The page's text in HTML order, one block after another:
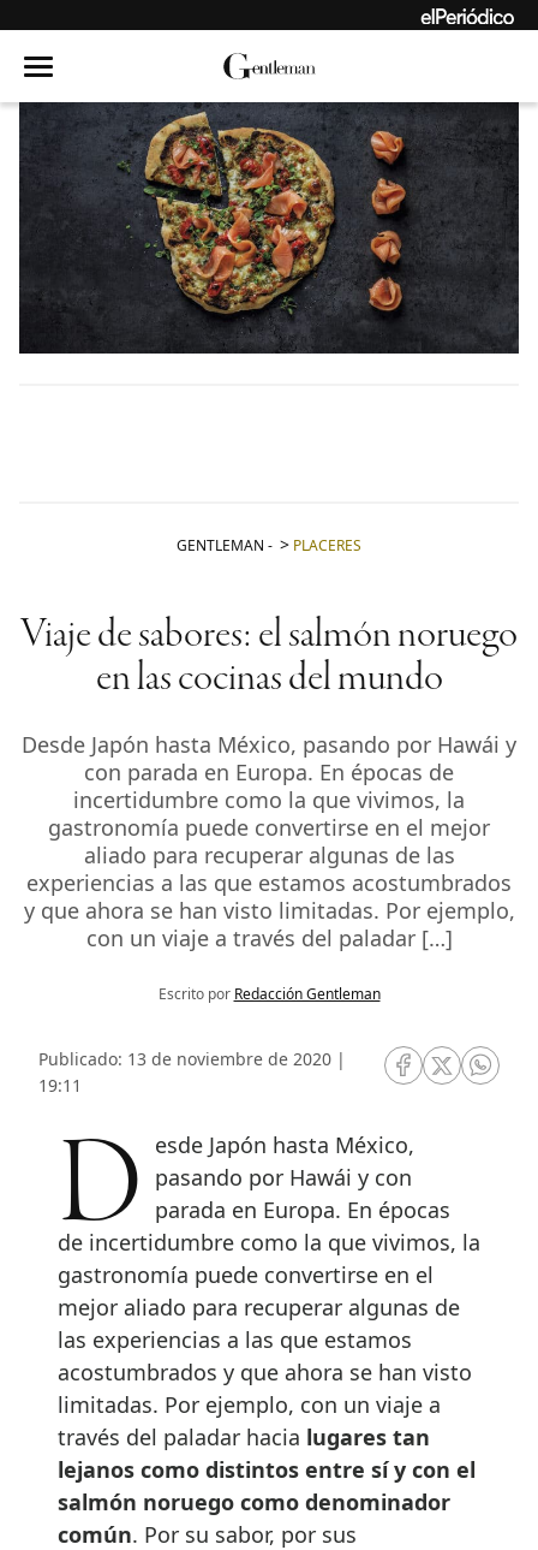
GENTLEMAN - PLACERES
Viaje de sabores: el salmón noruego
en las cocinas del mundo
Desde Japón hasta México, pasando por Hawái y
con parada en Europa. En épocas de
incertidumbre como la que vivimos, la
gastronomía puede convertirse en el mejor
aliado para recuperar algunas de las
experiencias a las que estamos acostumbrados
y que ahora se han visto limitadas. Por ejemplo,
con un viaje a través del paladar […]
Escrito por Redacción Gentleman
Publicado: 13 de noviembre de 2020 |
19:11
RRSS Facebook
RRSSRRSS
Desde Japón hasta México,
pasando por Hawái y con
parada en Europa. En épocas
de incertidumbre como la que vivimos, la
gastronomía puede convertirse en el
mejor aliado para recuperar algunas de
las experiencias a las que estamos
acostumbrados y que ahora se han visto
limitadas. Por ejemplo, con un viaje a
través del paladar hacia lugares tan
lejanos como distintos entre sí y con el
salmón noruego como denominador
común. Por su sabor, por sus